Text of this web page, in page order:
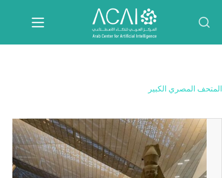
المحتوى
المتحف المصري الكبير